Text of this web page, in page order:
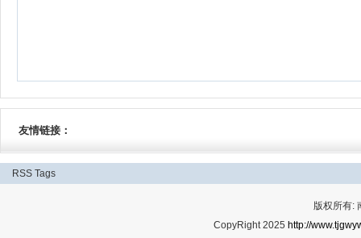
友情链接：
RSS Tags
版权所有:
CopyRight 2025 http://